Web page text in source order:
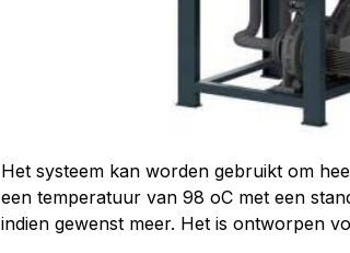
Het systeem kan worden gebruikt om
een temperatuur van 98 oC met een
indien gewenst meer. Het is ontworpen